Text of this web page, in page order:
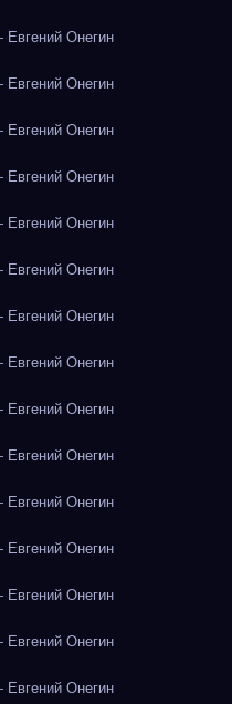
Онегин
Онегин
Онегин
Онегин
Онегин
Онегин
Онегин
Онегин
Онегин
Онегин
Онегин
Онегин
Онегин
Онегин
Онегин